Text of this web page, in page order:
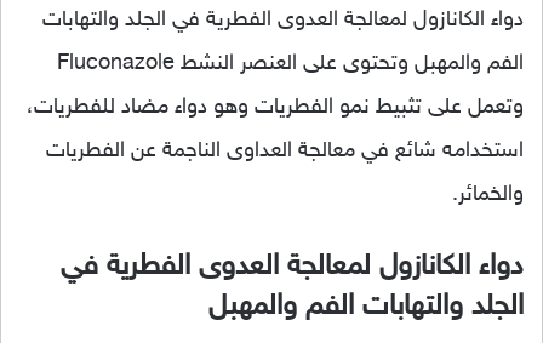
دواء الكانازول لمعالجة العدوى الفطرية في الجلد والتهابات
الفم والمهبل وتحتوى على العنصر النشط Fluconazole
وتعمل على تثبيط نمو الفطريات وهو دواء مضاد للفطريات،
استخدامه شائع في معالجة العداوى الناجمة عن الفطريات
والخمائر.
دواء الكانازول لمعالجة العدوى الفطرية في
الجلد والتهابات الفم والمهبل